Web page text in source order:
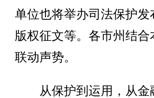
单位也将举办司法保护
版权征文等。各市州结
联动声势。
从保护到运用，从金